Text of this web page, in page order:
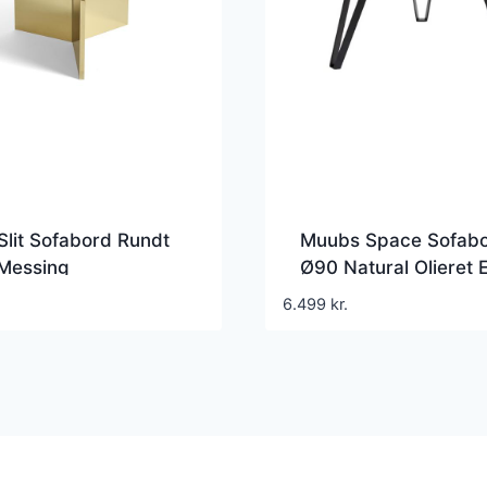
Sofabord Rundt
Muubs Space
Ø90 Natural Olieret
6.499 kr.